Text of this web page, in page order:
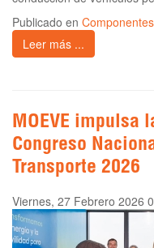
Publicado en Componentes
Leer más ...
MOEVE impulsa
Congreso
Transporte 2026
Viernes, 27 Febrero 2026